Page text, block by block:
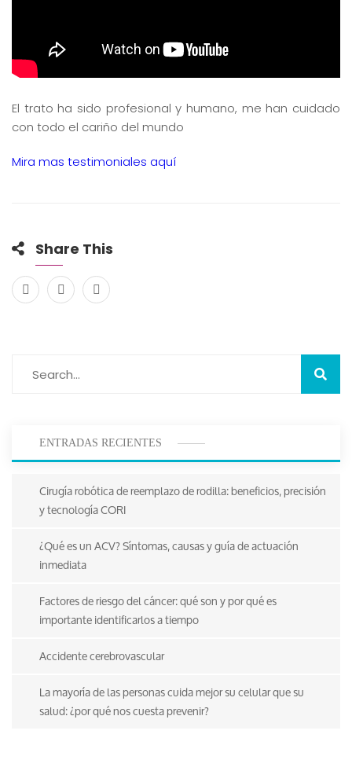
El trato ha sido profesional y humano, me han cuidado
con todo el cariño del mundo
Mira mas testimoniales aquí
Share This
ENTRADAS RECIENTES
Cirugía robótica de reemplazo de rodilla: beneficios, precisión
y tecnología CORI
¿Qué es un ACV? Síntomas, causas y guía de actuación
inmediata
Factores de riesgo del cáncer: qué son y por qué es
importante identificarlos a tiempo
Accidente cerebrovascular
La mayoría de las personas cuida mejor su celular que su
salud: ¿por qué nos cuesta prevenir?